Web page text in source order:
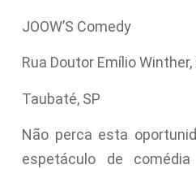
JOOW’S Comedy
Rua Doutor Emílio
Taubaté, SP
Não perca esta
espetáculo de